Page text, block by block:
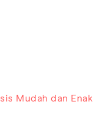
Mudah dan Enak